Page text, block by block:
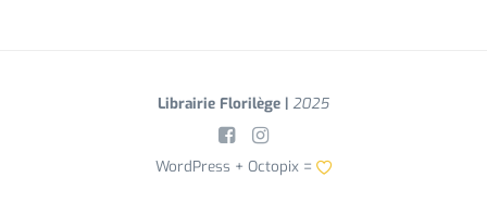
Librairie Florilège | 2025
WordPress + Octopix=